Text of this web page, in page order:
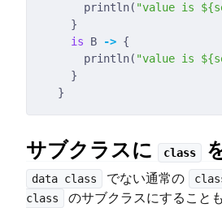
      println(
"value is
is B ->
      println(
"value is
サブクラスに class
data class でない通常の
class
のサブクラスにすること